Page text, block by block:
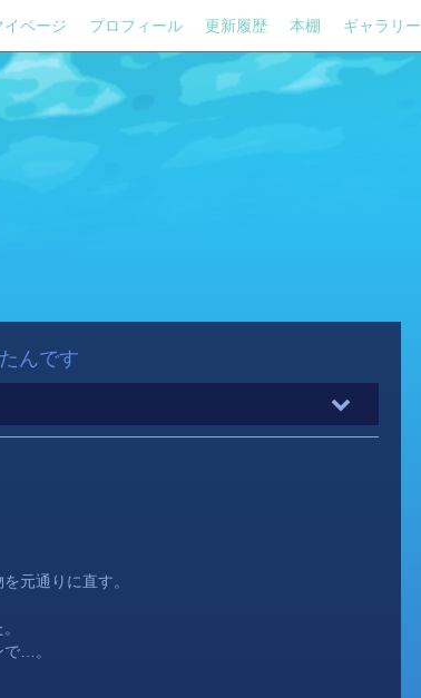
イページ プロフィール 更新履歴 本棚 ギャラリー
んです
元通りに直す。
…。